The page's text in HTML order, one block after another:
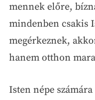
mennek előre,
mindenben csakis
megérkeznek,
hanem otthon
Isten népe